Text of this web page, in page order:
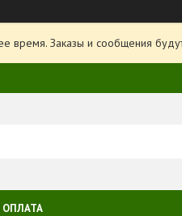
время. Заказы и сообщения